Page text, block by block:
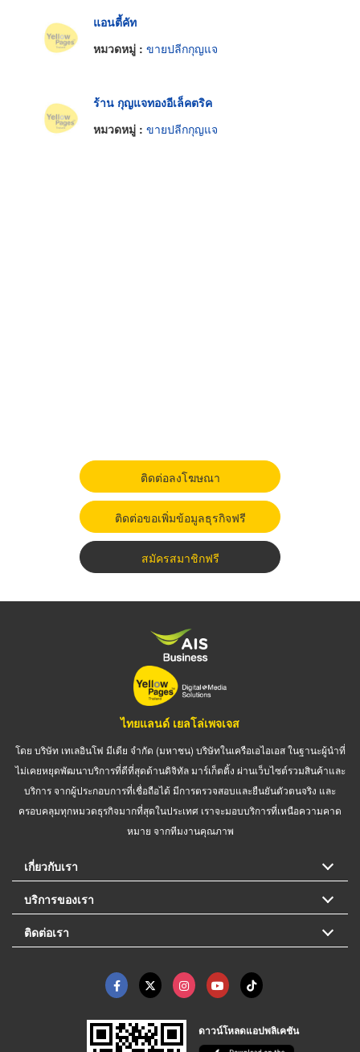
แอนตี้คัท
หมวดหมู่ : ขายปลีกกุญแจ
ร้าน กุญแจทองอีเล็คตริค
หมวดหมู่ : ขายปลีกกุญแจ
ติดต่อลงโฆษณา
ติดต่อขอเพิ่มข้อมูลธุรกิจฟรี
สมัครสมาชิกฟรี
ไทยแลนด์ เยลโล่เพจเจส
โดย บริษัท เทเลอินโฟ มีเดีย จำกัด (มหาชน) บริษัทในเครือเอไอเอส ในฐานะผู้นำที่
ไม่เคยหยุดพัฒนาบริการที่ดีที่สุดด้านดิจิทัล มาร์เก็ตติ้ง ผ่านเว็บไซต์รวมสินค้าและ
บริการ จากผู้ประกอบการที่เชื่อถือได้ มีการตรวจสอบและยืนยันตัวตนจริง และ
ครอบคลุมทุกหมวดธุรกิจมากที่สุดในประเทศ เราจะมอบบริการที่เหนือความคาด
หมาย จากทีมงานคุณภาพ
เกี่ยวกับเรา
บริการของเรา
ติดต่อเรา
ดาวน์โหลดแอปพลิเคชัน